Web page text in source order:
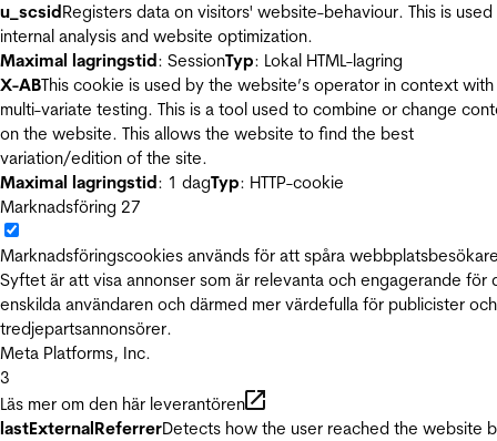
u_scsidRegisters data on visitors' website-behaviour. This is
internal analysis and website optimization.
Maximal lagringstid: SessionTyp: Lokal HTML-lagring
X-ABThis cookie is used by the website’s operator in context with
multi-variate testing. This is a tool used to combine or change
on the website. This allows the website to find the best
variation/edition of the site.
Maximal lagringstid: 1 dagTyp: HTTP-cookie
Marknadsföring 27
Marknadsföringscookies används för att spåra
Syftet är att visa annonser som är relevanta och engagerande för
enskilda användaren och därmed mer värdefulla för publicister och
tredjepartsannonsörer.
Meta Platforms, Inc.
3
Läs mer om den här leverantören
lastExternalReferrerDetects how the user reached the website